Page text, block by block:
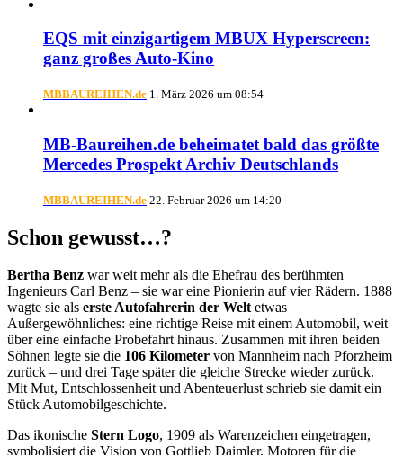
EQS mit einzigartigem MBUX Hyperscreen:
ganz großes Auto-Kino
MBBAUREIHEN.de 1. März 2026 um 08:54
MB-Baureihen.de beheimatet bald das größte
Mercedes Prospekt Archiv Deutschlands
MBBAUREIHEN.de 22. Februar 2026 um 14:20
Schon gewusst…?
Bertha Benz war weit mehr als die Ehefrau des berühmten
Ingenieurs Carl Benz – sie war eine Pionierin auf vier Rädern. 1888
wagte sie als erste Autofahrerin der Weltetwas
Außergewöhnliches: eine richtige Reise mit einem Automobil, weit
über eine einfache Probefahrt hinaus. Zusammen mit ihren beiden
Söhnen legte sie die 106 Kilometer von Mannheim nach Pforzheim
zurück – und drei Tage später die gleiche Strecke wieder zurück.
Mit Mut, Entschlossenheit und Abenteuerlust schrieb sie damit ein
Stück Automobilgeschichte.
Das ikonische Stern Logo, 1909 als Warenzeichen eingetragen,
symbolisiert die Vision von Gottlieb Daimler, Motoren für die